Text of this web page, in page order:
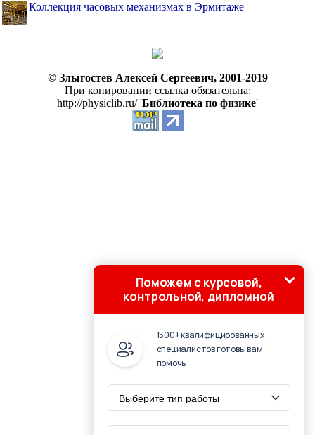
Коллекция часовых механизмах в Эрмитаже
© Злыгостев Алексей Сергеевич, 2001-2019
При копировании ссылка обязательна:
http://physiclib.ru/ 'Библиотека по физике'
Поможем с курсовой,
контрольной, дипломной
1500+ квалифицированных
специалистов готовы вам
помочь